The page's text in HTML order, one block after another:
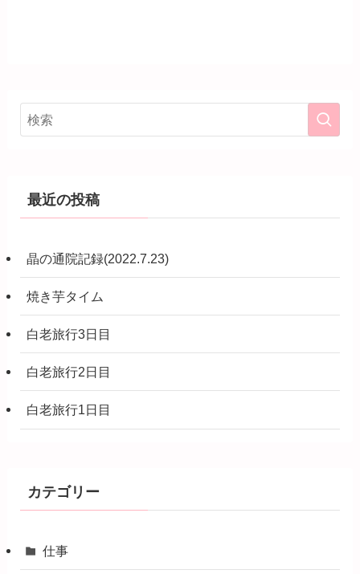
最近の投稿
晶の通院記録(2022.7.23)
焼き芋タイム
白老旅行3日目
白老旅行2日目
白老旅行1日目
カテゴリー
仕事